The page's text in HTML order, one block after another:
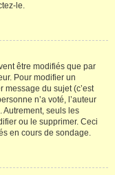
le.
être modifiés que par
Pour modifier un
message du sujet (c’est
n’a voté, l’auteur
seuls les
ou le supprimer. Ceci
en cours de sondage.